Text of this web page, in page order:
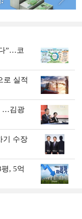
”…코
로 실적
…김광
기 수장
, 5억